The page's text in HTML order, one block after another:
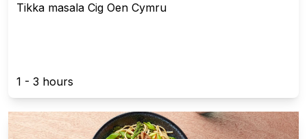
Tikka masala Cig Oen Cymru
1 - 3 hours